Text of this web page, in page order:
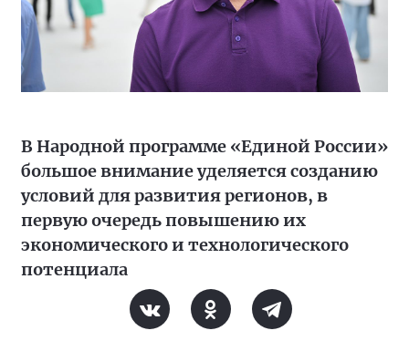
В Народной программе «Единой России»
большое внимание уделяется созданию
условий для развития регионов, в
первую очередь повышению их
экономического и технологического
потенциала